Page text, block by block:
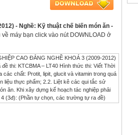
- Nghề: Kỹ thuật chế biến món ăn -
về máy bạn click vào nút DOWNLOAD ở
CAO ĐẲNG NGHỀ KHOÁ 3 (2009-2012)
thi: KTCBMA – LT40 Hình thức thi: Viết Thời
chất: Protit, lipit, glucit và vitamin trong quá
liệu thực phẩm; 2.2. Liệt kê các qui tắc sử
ăn. Khi xây dựng kế hoạch tác nghiệp phải
(3đ): (Phần tự chọn, các trường tự ra đề)